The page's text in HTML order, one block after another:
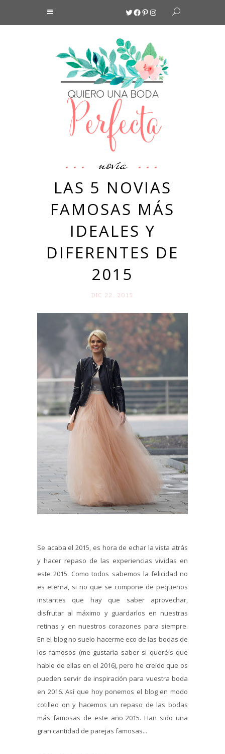
Twitter
Facebook
Pinterest
Instagram
novia
LAS 5 NOVIAS
FAMOSAS MÁS
IDEALES Y
DIFERENTES DE
2015
DIC 22. 2015
Se acaba el 2015, es hora de echar la vista atrás
y hacer repaso de las experiencias vividas en
este 2015. Como todos sabemos la felicidad no
es eterna, si no que se compone de pequeños
instantes que hay que saber aprovechar,
disfrutar al máximo y guardarlos en nuestras
retinas y en nuestros corazones para siempre.
En el blog no suelo hacerme eco de las bodas de
los famosos (me gustaría saber si queréis que
hable de ellas en el 2016), pero he creído que os
pueden servir de inspiración para vuestra boda
en 2016. Así que hoy ponemos el blog en modo
cotilleo on y hacemos un repaso de las bodas
más famosas de este año 2015. Han sido una
gran cantidad de parejas famosas...